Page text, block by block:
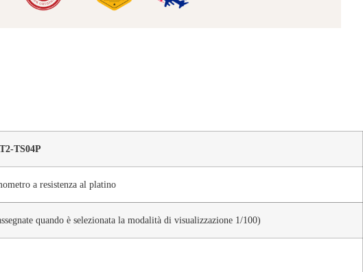
TS04P
a resistenza al platino
quando è selezionata la modalità di visualizzazione 1/100)